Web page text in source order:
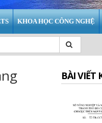
KHOA HỌC CÔNG NGHỆ
BÀI VIẾT